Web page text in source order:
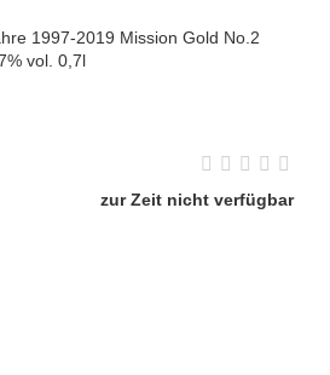
1997-2019 Mission Gold No.2
vol. 0,7l
zur Zeit nicht verfügbar